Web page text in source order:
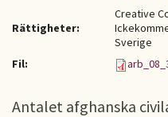
Rättigheter:
Creative
Sverige
Fil:
Antalet afghanska